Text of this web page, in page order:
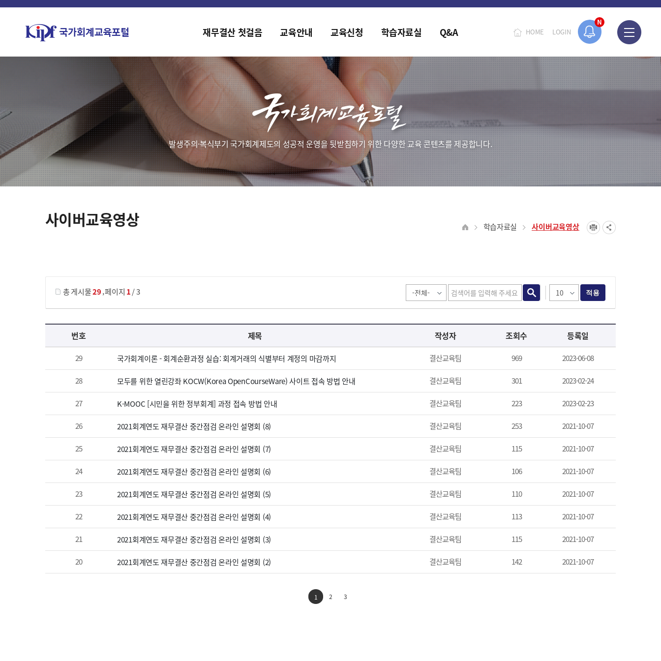
N
홈페이지가 새롭게 개편되었습니다.
HOME LOGIN
재무결산 첫걸음 교육안내 교육신청 학습자료실 Q&A
발생주의·복식부기 국가회계제도의 성공적 운영을 뒷받침하기 위한 다양한 교육 콘텐츠를 제공합니다.
사이버교육영상 학습자료실 사이버교육영상
총 게시물29,페이지 1/ 3 적용
사이버교육영상 목록 으로 번호, 제목, 작성자, 조회수, 등록 일, 첨부파일로 나열 되고 있습니다.
번호 제목 작성자 조회수 등록일
29 국가회계이론 - 회계순환과정 실습: 회계거래의 식별부터 계정의 마감까지 결산교육팀 969 2023-06-08
28 모두를 위한 열린강좌 KOCW(Korea OpenCourseWare) 사이트 접속 방법 안내 결산교육팀 301 2023-02-24
27 K-MOOC [시민을 위한 정부회계] 과정 접속 방법 안내 결산교육팀 223 2023-02-23
26 2021회계연도 재무결산 중간점검 온라인 설명회 (8) 결산교육팀 253 2021-10-07
25 2021회계연도 재무결산 중간점검 온라인 설명회 (7) 결산교육팀 115 2021-10-07
24 2021회계연도 재무결산 중간점검 온라인 설명회 (6) 결산교육팀 106 2021-10-07
23 2021회계연도 재무결산 중간점검 온라인 설명회 (5) 결산교육팀 110 2021-10-07
22 2021회계연도 재무결산 중간점검 온라인 설명회 (4) 결산교육팀 113 2021-10-07
21 2021회계연도 재무결산 중간점검 온라인 설명회 (3) 결산교육팀 115 2021-10-07
20 2021회계연도 재무결산 중간점검 온라인 설명회 (2) 결산교육팀 142 2021-10-07
1 2 3